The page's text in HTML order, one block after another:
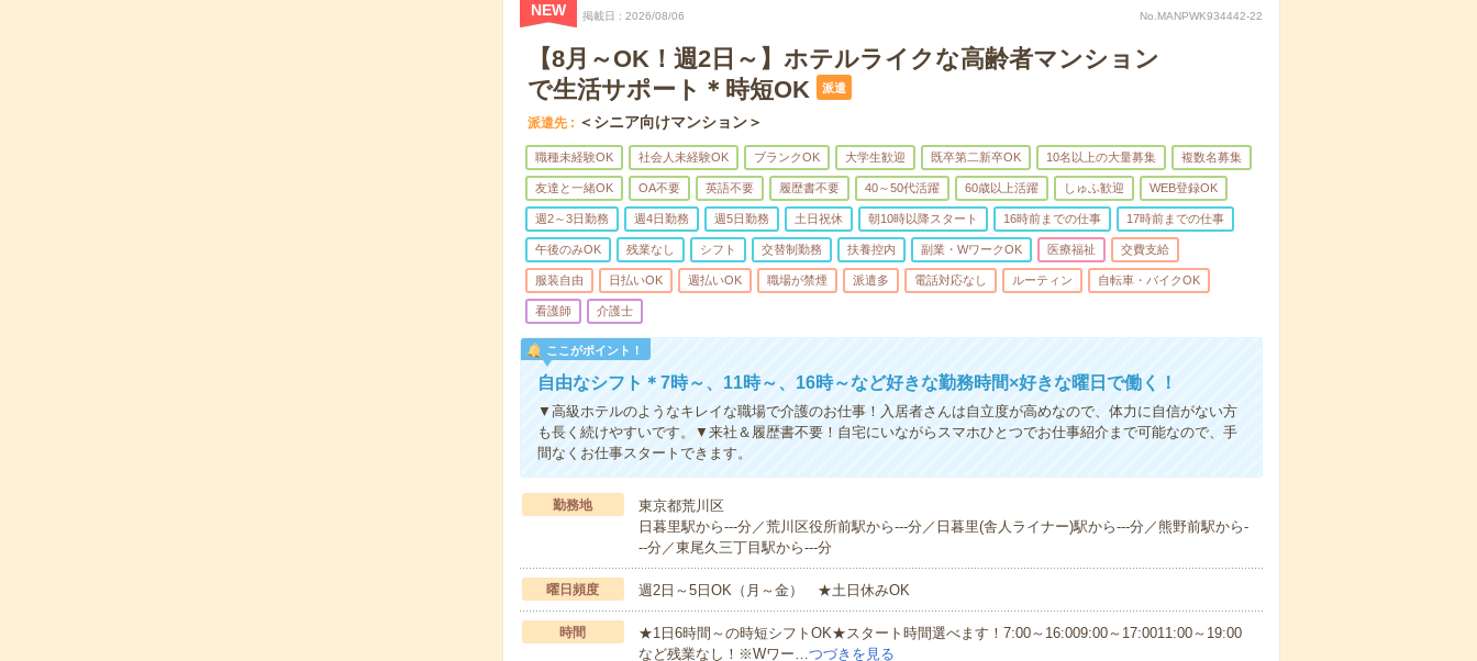
NEW 掲載日 2026/08/06 No.MANPWK934442-22
【8月～OK！週2日～】ホテルライクな高齢者マンション
で生活サポート＊時短OK
派遣
派遣先 ＜シニア向けマンション＞
職種未経験OK 社会人未経験OK ブランクOK 大学生歓迎 既卒第二新卒OK 10名以上の大量募集 複数名募集
友達と一緒OK OA不要 英語不要 履歴書不要 40～50代活躍 60歳以上活躍 しゅふ歓迎 WEB登録OK
週2～3日勤務 週4日勤務 週5日勤務 土日祝休 朝10時以降スタート 16時前までの仕事 17時前までの仕事
午後のみOK 残業なし シフト 交替制勤務 扶養控内 副業・WワークOK 医療福祉 交費支給
服装自由 日払いOK 週払いOK 職場が禁煙 派遣多 電話対応なし ルーティン 自転車・バイクOK
看護師 介護士
ここがポイント！
自由なシフト＊7時～、11時～、16時～など好きな勤務時間×好きな曜日で働く！
▼高級ホテルのようなキレイな職場で介護のお仕事！入居者さんは自立度が高めなので、体力に自信がない方
も長く続けやすいです。▼来社＆履歴書不要！自宅にいながらスマホひとつでお仕事紹介まで可能なので、手
間なくお仕事スタートできます。
勤務地
東京都荒川区
日暮里駅から---分／荒川区役所前駅から---分／日暮里(舎人ライナー)駅から---分／熊野前駅から-
--分／東尾久三丁目駅から---分
曜日頻度 週2日～5日OK（月～金） ★土日休みOK
時間
★1日6時間～の時短シフトOK★スタート時間選べます！7:00～16:009:00～17:0011:00～19:00
など残業なし！※Wワー…つづきを見る